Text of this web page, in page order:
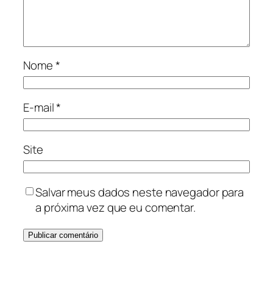
Nome*
E-mail*
Site
Salvar meus dados neste navegador para
a próxima vez que eu comentar.